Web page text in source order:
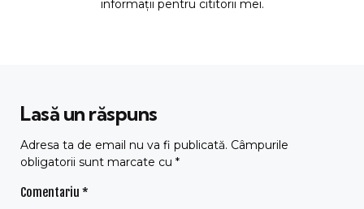
informații pentru cititorii mei.
Lasă un răspuns
Adresa ta de email nu va fi publicată. Câmpurile
obligatorii sunt marcate cu *
Comentariu *